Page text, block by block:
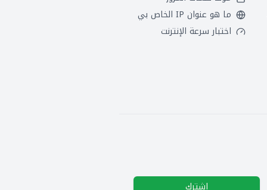
ما هو عنوان IP الخاص بي
اختبار سرعة الإنترنت
اشترك